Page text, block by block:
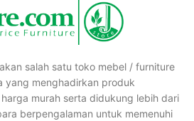
salah satu toko mebel / furniture
yang menghadirkan produk
murah serta didukung lebih dari
berpengalaman untuk memenuhi